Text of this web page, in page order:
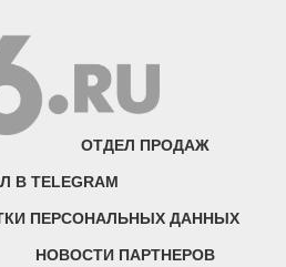
ОТДЕЛ ПРОДАЖ
В TELEGRAM
ПЕРСОНАЛЬНЫХ ДАННЫХ
НОВОСТИ ПАРТНЕРОВ